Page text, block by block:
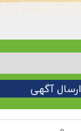
ارسال آگهی